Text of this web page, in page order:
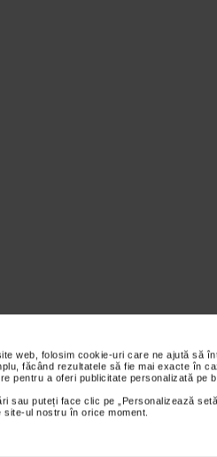
web, folosim cookie-uri care ne ajută să
făcând rezultatele să fie mai exacte în
pentru a oferi publicitate personalizată pe
sau puteți face clic pe „Personalizează
ul nostru în orice moment.